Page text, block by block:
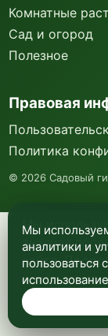
Мы
анализа
сайта.
Комнатные
Сад и огород
Полезное
Правовая
Политика
© 2026 Садовый
Мы
аналитики и
пользоваться